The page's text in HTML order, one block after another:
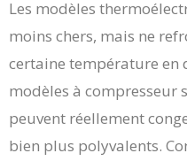
Les modèles
moins chers, mais ne
certaine température en
modèles à compresseur
peuvent réellement
bien plus polyvalents.